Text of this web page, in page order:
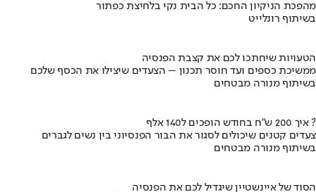
מהפכת הניקיון החכם: כל הבית נקי בלחיצת כפתור
בשיתוף רונלייט
הטעויות שיחתכו לכם את קצבת הפנסיה
ממשיכת כספים ועד חוסר תכנון – הצעדים שיצילו את הכסף שלכם
בשיתוף מנורה מבטחים
איך 200 ש"ח בחודש הופכים ל140 אלף ?
צעדים קטנים שיכולים לסגור את הבור הפנסיוני בין נשים לגברים
בשיתוף מנורה מבטחים
הסוד של איינשטיין שיגדיל לכם את הפנסיה